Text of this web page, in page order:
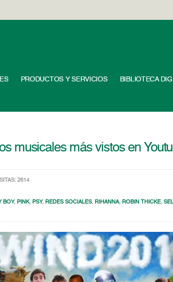
PRODUCTOS Y SERVICIOS BIBLIOTECA
musicales más vistos en
2614
BOY, PINK, PSY, REDES SOCIALES, RIHANNA, ROBIN THICKE,